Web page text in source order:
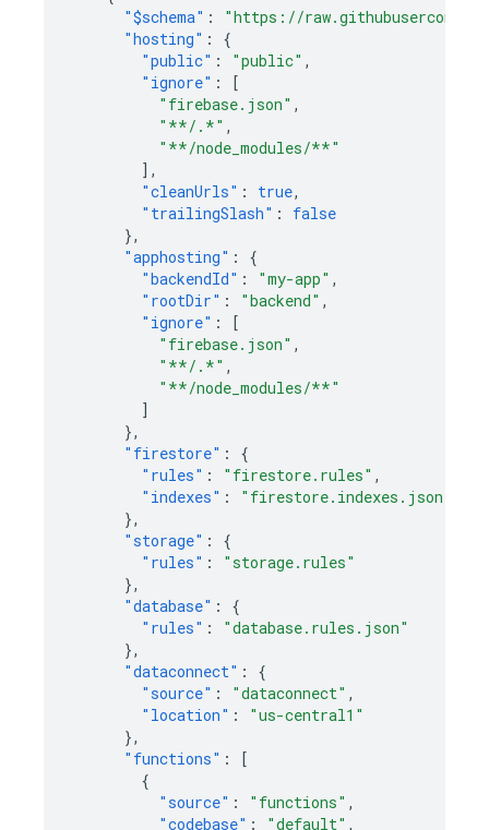
"$schema" :
"https://
"hosting" :
{
"public" : "public" ,
"ignore" :
[
"firebase.json" ,
"**/.*" ,
"**/node_modules/**"
],
"cleanUrls" : true,
"trailingSlash" :
false
},
"apphosting" :
{
"backendId" : "my-app" ,
"rootDir" : "backend" ,
"ignore" :
[
"firebase.json" ,
"**/.*" ,
"**/node_modules/**"
]
},
"firestore" :
{
"rules" : "firestore.rules" ,
"indexes" :
"firestore.indexes.json"
},
"storage" :
{
"rules" :
"storage.rules"
},
"database" :
{
"rules" :
"database.rules.json"
},
"dataconnect" :
{
"source" : "dataconnect" ,
"location" :
"us-central1"
},
"functions" :
[
{
"source" : "functions" ,
"codebase" : "default" ,